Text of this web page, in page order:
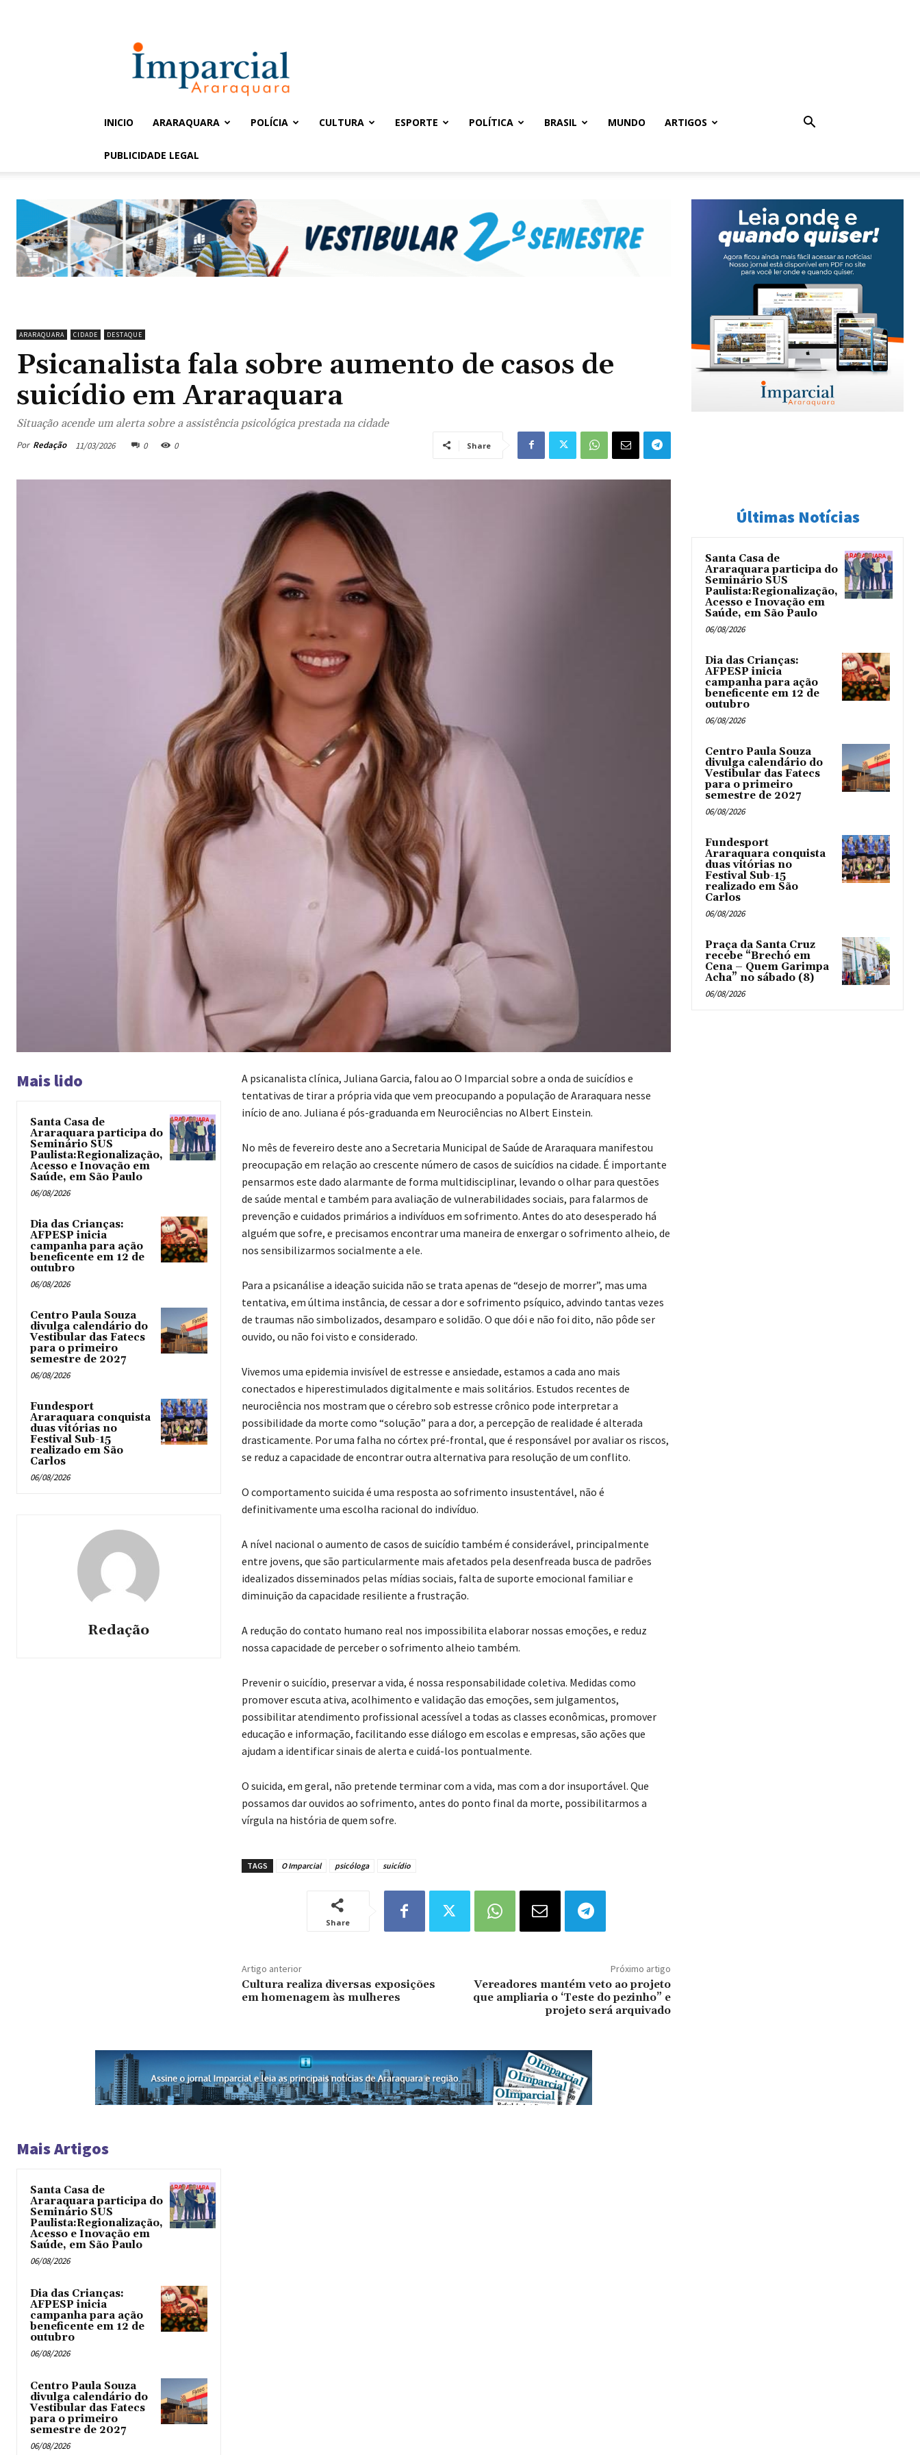
Imparcial
INICIO ARARAQUARA POLÍCIA CULTURA ESPORTE POLÍTICA BRASIL MUNDO ARTIGOS
PUBLICIDADE LEGAL
ARARAQUARA CIDADE DESTAQUE
Psicanalista fala sobre aumento de casos de
suicídio em Araraquara
Situação acende um alerta sobre a assistência psicológica prestada na cidade
Por Redação 11/03/2026 0 0 Share
Mais lido
Santa Casa de
Araraquara participa do
Seminário SUS
Paulista:Regionalização,
Acesso e Inovação em
Saúde, em São Paulo
06/08/2026
Dia das Crianças:
AFPESP inicia
campanha para ação
beneficente em 12 de
outubro
06/08/2026
Centro Paula Souza
divulga calendário do
Vestibular das Fatecs
para o primeiro
semestre de 2027
06/08/2026
Fundesport
Araraquara conquista
duas vitórias no
Festival Sub-15
realizado em São
Carlos
06/08/2026
Redação
A psicanalista clínica, Juliana Garcia, falou ao O Imparcial sobre a onda de suicídios e
tentativas de tirar a própria vida que vem preocupando a população de Araraquara nesse
início de ano. Juliana é pós-graduanda em Neurociências no Albert Einstein.
No mês de fevereiro deste ano a Secretaria Municipal de Saúde de Araraquara manifestou
preocupação em relação ao crescente número de casos de suicídios na cidade. É importante
pensarmos este dado alarmante de forma multidisciplinar, levando o olhar para questões
de saúde mental e também para avaliação de vulnerabilidades sociais, para falarmos de
prevenção e cuidados primários a indivíduos em sofrimento. Antes do ato desesperado há
alguém que sofre, e precisamos encontrar uma maneira de enxergar o sofrimento alheio, de
nos sensibilizarmos socialmente a ele.
Para a psicanálise a ideação suicida não se trata apenas de “desejo de morrer”, mas uma
tentativa, em última instância, de cessar a dor e sofrimento psíquico, advindo tantas vezes
de traumas não simbolizados, desamparo e solidão. O que dói e não foi dito, não pôde ser
ouvido, ou não foi visto e considerado.
Vivemos uma epidemia invisível de estresse e ansiedade, estamos a cada ano mais
conectados e hiperestimulados digitalmente e mais solitários. Estudos recentes de
neurociência nos mostram que o cérebro sob estresse crônico pode interpretar a
possibilidade da morte como “solução” para a dor, a percepção de realidade é alterada
drasticamente. Por uma falha no córtex pré-frontal, que é responsável por avaliar os riscos,
se reduz a capacidade de encontrar outra alternativa para resolução de um conflito.
O comportamento suicida é uma resposta ao sofrimento insustentável, não é
definitivamente uma escolha racional do indivíduo.
A nível nacional o aumento de casos de suicídio também é considerável, principalmente
entre jovens, que são particularmente mais afetados pela desenfreada busca de padrões
idealizados disseminados pelas mídias sociais, falta de suporte emocional familiar e
diminuição da capacidade resiliente a frustração.
A redução do contato humano real nos impossibilita elaborar nossas emoções, e reduz
nossa capacidade de perceber o sofrimento alheio também.
Prevenir o suicídio, preservar a vida, é nossa responsabilidade coletiva. Medidas como
promover escuta ativa, acolhimento e validação das emoções, sem julgamentos,
possibilitar atendimento profissional acessível a todas as classes econômicas, promover
educação e informação, facilitando esse diálogo em escolas e empresas, são ações que
ajudam a identificar sinais de alerta e cuidá-los pontualmente.
O suicida, em geral, não pretende terminar com a vida, mas com a dor insuportável. Que
possamos dar ouvidos ao sofrimento, antes do ponto final da morte, possibilitarmos a
vírgula na história de quem sofre.
TAGS O Imparcial psicóloga suicídio
Share
Artigo anterior
Cultura realiza diversas exposições
em homenagem às mulheres
Próximo artigo
Vereadores mantém veto ao projeto
que ampliaria o ‘Teste do pezinho” e
projeto será arquivado
Mais Artigos
Santa Casa de
Araraquara participa do
Seminário SUS
Paulista:Regionalização,
Acesso e Inovação em
Saúde, em São Paulo
06/08/2026
Dia das Crianças:
AFPESP inicia
campanha para ação
beneficente em 12 de
outubro
06/08/2026
Centro Paula Souza
divulga calendário do
Vestibular das Fatecs
para o primeiro
semestre de 2027
06/08/2026
Últimas Notícias
Santa Casa de
Araraquara participa do
Seminário SUS
Paulista:Regionalização,
Acesso e Inovação em
Saúde, em São Paulo
06/08/2026
Dia das Crianças:
AFPESP inicia
campanha para ação
beneficente em 12 de
outubro
06/08/2026
Centro Paula Souza
divulga calendário do
Vestibular das Fatecs
para o primeiro
semestre de 2027
06/08/2026
Fundesport
Araraquara conquista
duas vitórias no
Festival Sub-15
realizado em São
Carlos
06/08/2026
Praça da Santa Cruz
recebe “Brechó em
Cena – Quem Garimpa
Acha” no sábado (8)
06/08/2026